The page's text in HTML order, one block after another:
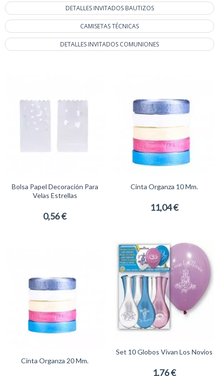
DETALLES INVITADOS BAUTIZOS
CAMISETAS TÉCNICAS
DETALLES INVITADOS COMUNIONES
Bolsa Papel Decoración Para
Velas Estrellas
0,56 €
Cinta Organza 20 Mm.
Cinta Organza 10 Mm.
11,04 €
Set 10 Globos Vivan Los Novios
1,76 €